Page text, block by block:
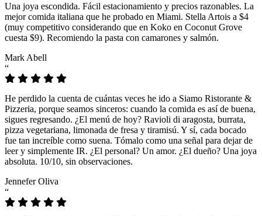
Una joya escondida. Fácil estacionamiento y precios razonables. La
mejor comida italiana que he probado en Miami. Stella Artois a $4
(muy competitivo considerando que en Koko en Coconut Grove
cuesta $9). Recomiendo la pasta con camarones y salmón.
Mark Abell
“
He perdido la cuenta de cuántas veces he ido a Siamo Ristorante &
Pizzeria, porque seamos sinceros: cuando la comida es así de buena,
sigues regresando. ¿El menú de hoy? Ravioli di aragosta, burrata,
pizza vegetariana, limonada de fresa y tiramisú. Y sí, cada bocado
fue tan increíble como suena. Tómalo como una señal para dejar de
leer y simplemente IR. ¿El personal? Un amor. ¿El dueño? Una joya
absoluta. 10/10, sin observaciones.
Jennefer Oliva
“